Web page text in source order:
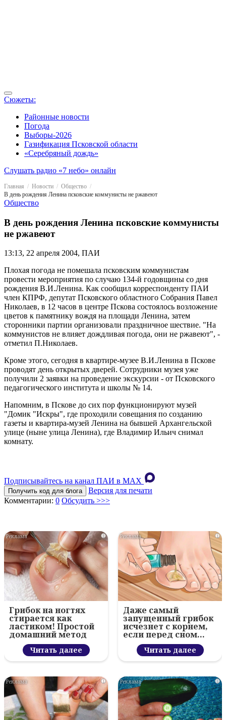
Сюжеты:
Районные новости
Погода
Выборы-2026
Газификация Псковской области
«Серебряный дождь»
Слушать радио «7 небо» онлайн
Главная Новости
Общество
В день рождения Ленина псковские коммунисты не ржавеют
Общество
В день рождения Ленина псковские коммунисты
не ржавеют
13:13, 22 апреля 2004, ПАИ
Плохая погода не помешала псковским коммунистам
провести мероприятия по случаю 134-й годовщины со дня
рождения В.И.Ленина. Как сообщил корреспонденту ПАИ
член КПРФ, депутат Псковского областного Собрания Павел
Николаев, в 12 часов в центре Пскова состоялось возложение
цветов к памятнику вождя на площади Ленина, затем
сторонники партии организовали праздничное шествие. "На
коммунистов не влияет дождливая погода, они не ржавеют", -
отметил П.Николаев.
Кроме этого, сегодня в квартире-музее В.И.Ленина в Пскове
проводят день открытых дверей. Сотрудники музея уже
получили 2 заявки на проведение экскурсии - от Псковского
педагогического института и школы № 14.
Напомним, в Пскове до сих пор функционируют музей
"Домик "Искры", где проходили совещания по созданию
газеты и квартира-музей Ленина на бывшей Архангельской
улице (ныне улица Ленина), где Владимир Ильич снимал
комнату.
Подписывайтесь на канал ПАИ в MAХ
Получить код для блога
Версия для печати
Комментарии: 0 Обсудить >>>
i
Грибок на ногтях
стирается как
ластиком! Простой
домашний метод
Читать далее
i
Даже самый
запущенный грибок
исчезнет с корнем,
если перед сном…
Читать далее
i i